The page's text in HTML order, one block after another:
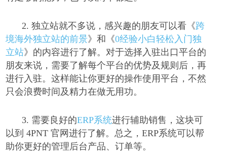
2.独立站就不多说，感兴趣的朋友可以看 《跨
境海外独立站的前景》和《0经验小白轻松入门独
立站》的内容进行了解。对于选择入驻出口平台的
朋友来说，需要了解每个平台的优势及规则后，再
进行入驻。这样能让你更好的操作使用平台，不然
只会浪费时间及精力在做无用功。
3. 需要良好的ERP系统进行辅助销售，这块可
以到4PNT官网进行了解。总之，ERP系统可以帮
助你更好的管理后台产品、订单等。